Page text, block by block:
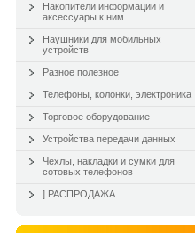
Накопители информации и
аксессуары к ним
Наушники для мобильных
устройств
Разное полезное
Телефоны, колонки, электроника
Торговое оборудование
Устройства передачи данных
Чехлы, накладки и сумки для
сотовых телефонов
] РАСПРОДАЖА